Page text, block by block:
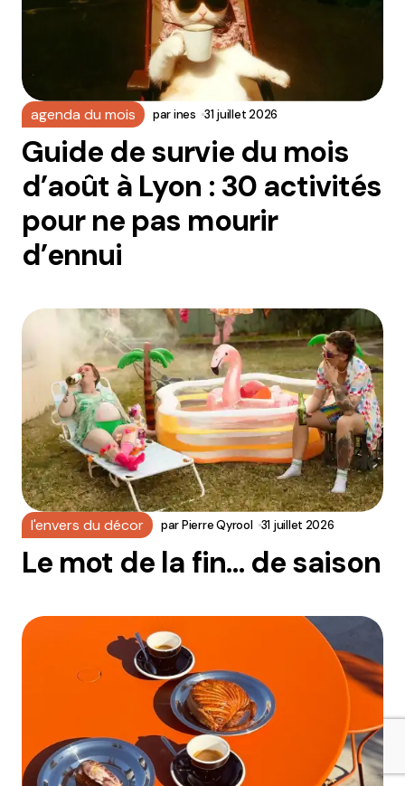
agenda du mois parines 31 juillet 2026
Guide de survie du mois
d’août à Lyon : 30 activités
pour ne pas mourir
d’ennui
l'envers du décor parPierre Qyrool 31 juillet 2026
Le mot de la fin… de saison